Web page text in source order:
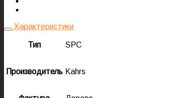
Характеристики
Тип SPC
Производитель Kahrs